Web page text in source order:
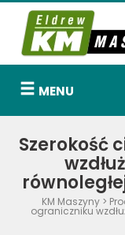
MENU
Szerokość
KM Maszyny>
ograniczniku